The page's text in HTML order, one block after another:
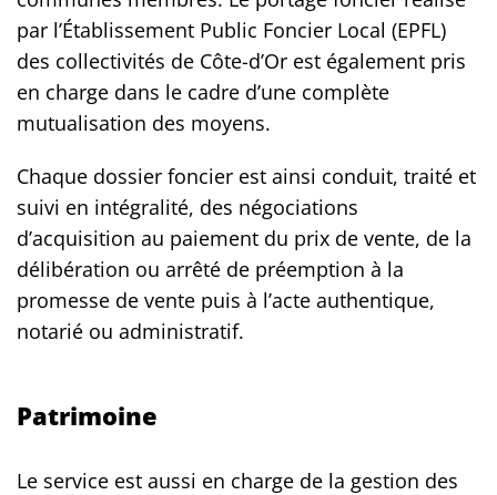
par l’Établissement Public Foncier Local (EPFL)
des collectivités de Côte-d’Or est également pris
en charge dans le cadre d’une complète
mutualisation des moyens.
Chaque dossier foncier est ainsi conduit, traité et
suivi en intégralité, des négociations
d’acquisition au paiement du prix de vente, de la
délibération ou arrêté de préemption à la
promesse de vente puis à l’acte authentique,
notarié ou administratif.
Patrimoine
Le service est aussi en charge de la gestion des